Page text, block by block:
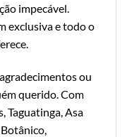
impecável.
exclusiva e todo o
ou
querido. Com
Taguatinga, Asa